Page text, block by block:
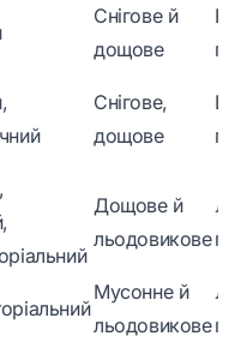
Снігове й
дощове
Снігове,
дощове
Дощове й
льодовикове
Мусонне й
льодовикове